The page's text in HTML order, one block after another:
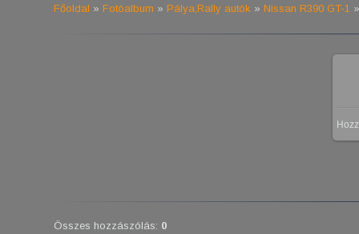
Főoldal » Fotóalbum » Pálya,Rally autók » Nissan R390 GT-1 »
Összes hozzászólás: 0